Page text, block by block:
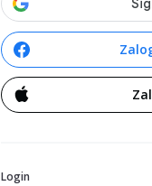
Login